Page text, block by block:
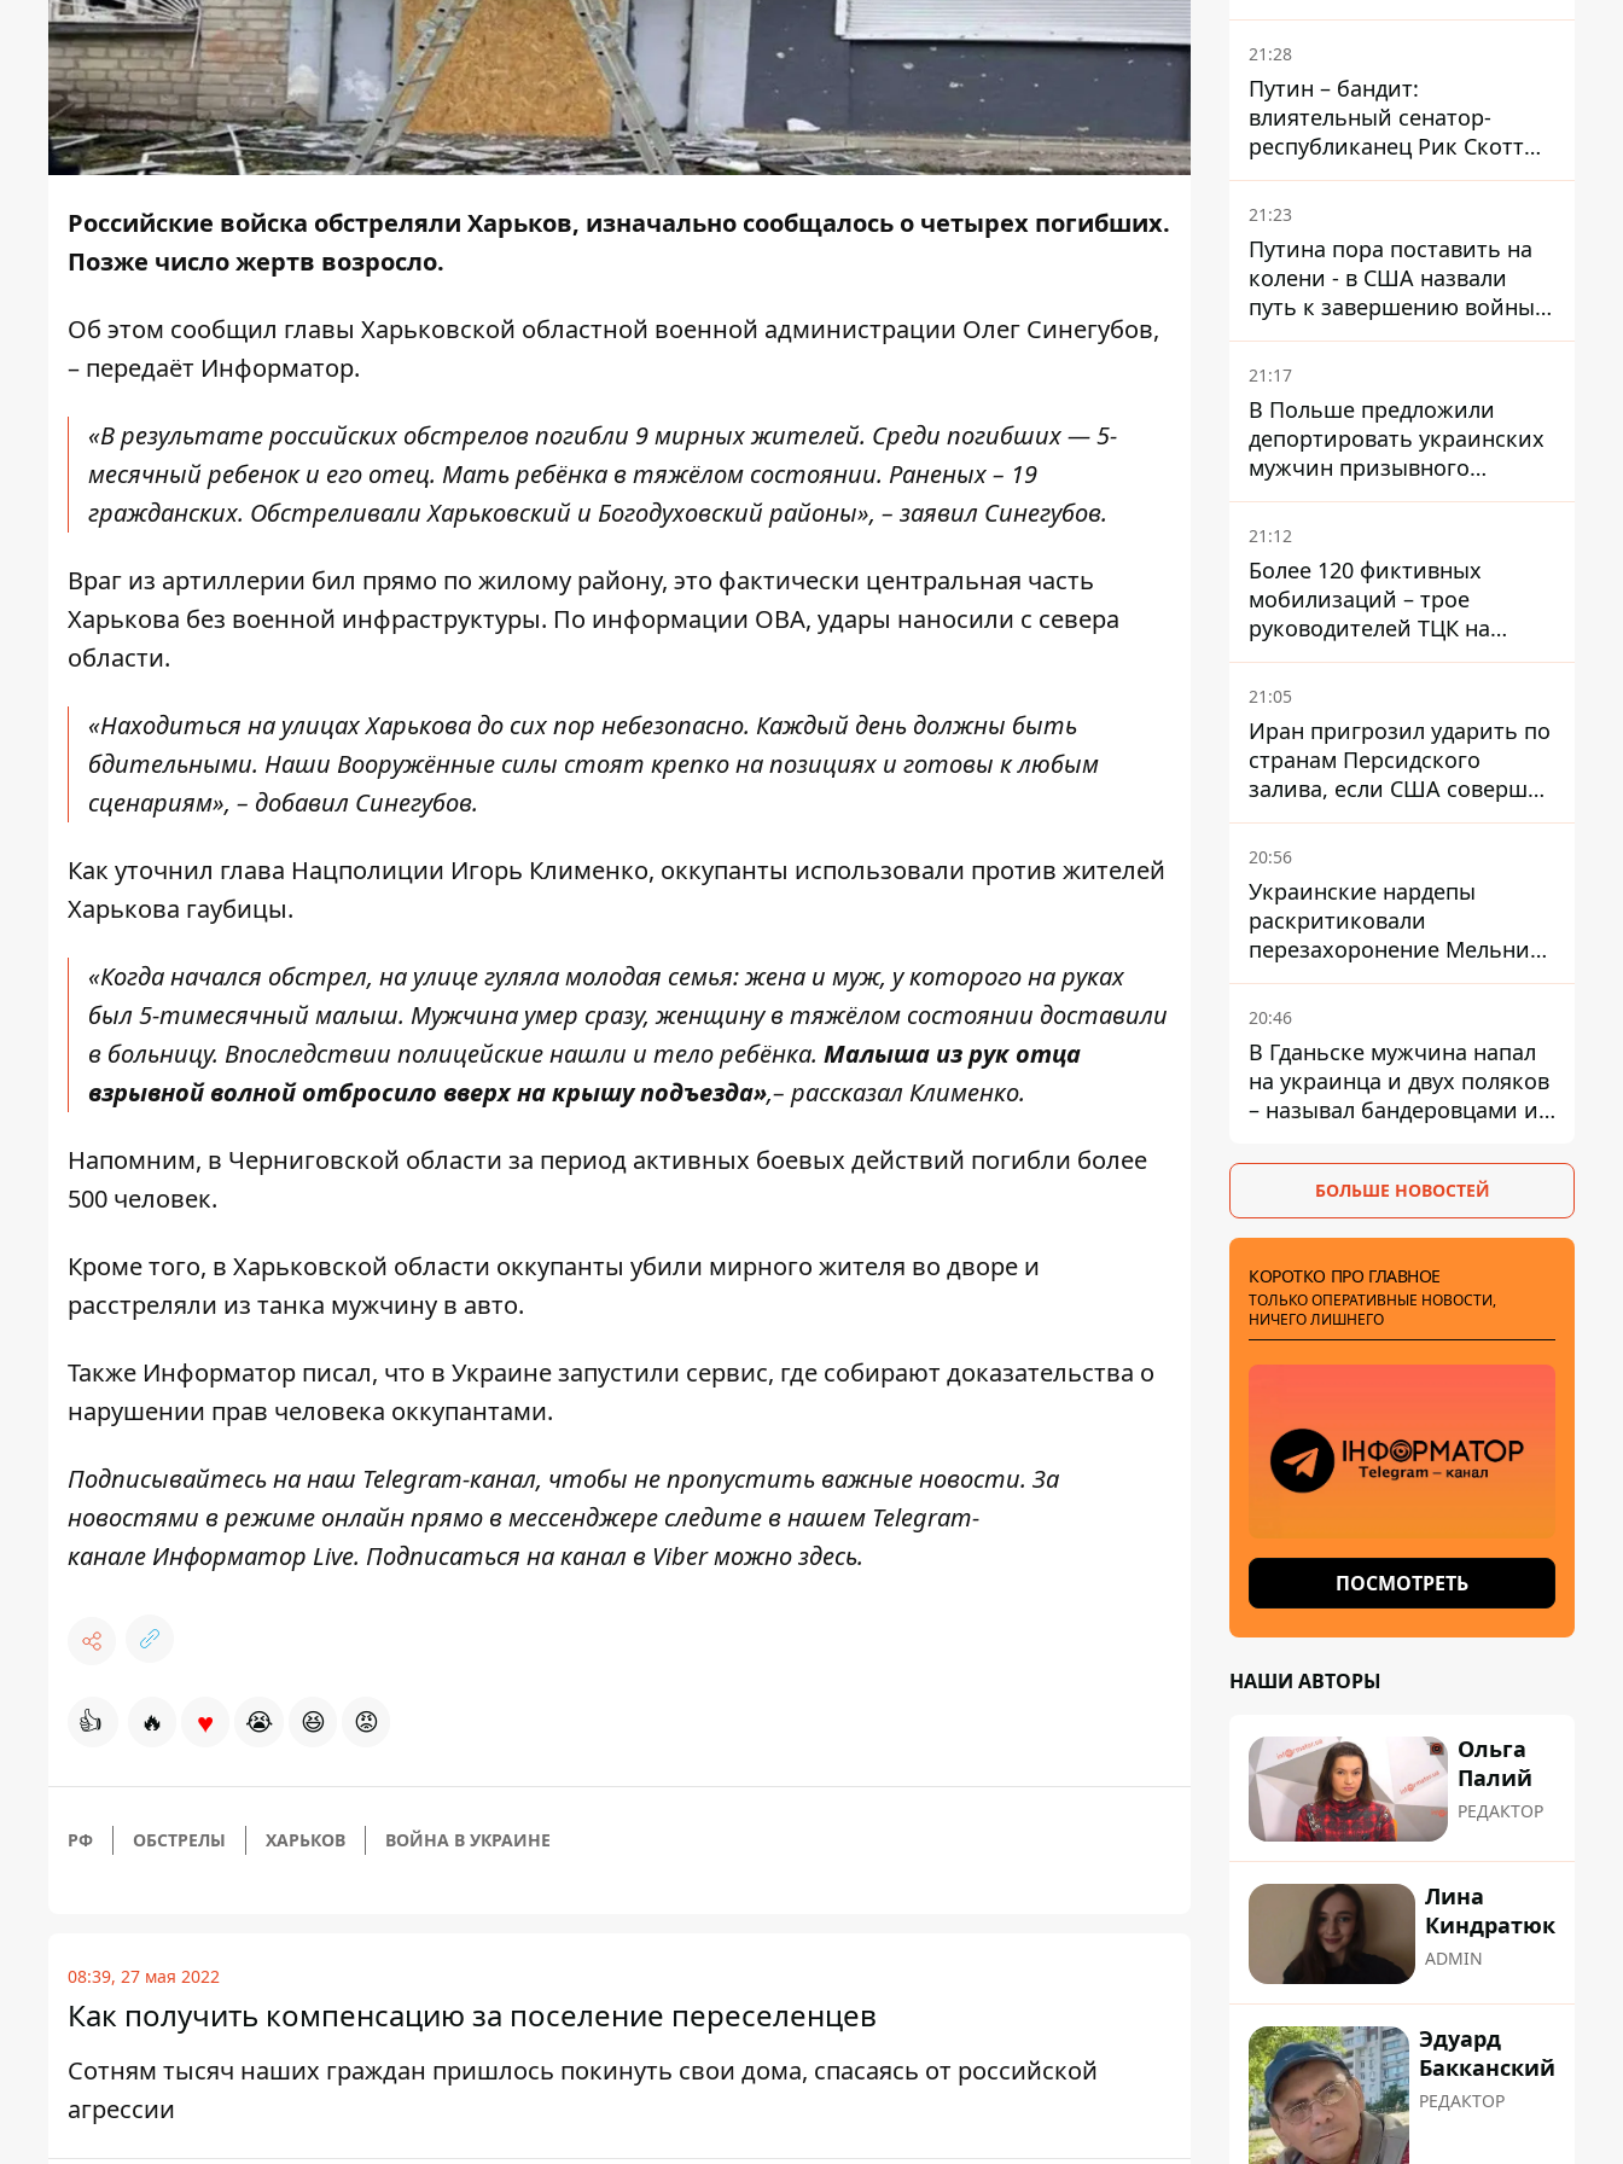
Российские войска обстреляли Харьков, изначально сообщалось о четырех погибших.
Позже число жертв возросло.
Об этом сообщил главы Харьковской областной военной администрации Олег Синегубов,
– передаёт Информатор.
«В результате российских обстрелов погибли 9 мирных жителей. Среди погибших — 5-
месячный ребенок и его отец. Мать ребёнка в тяжёлом состоянии. Раненых – 19
гражданских. Обстреливали Харьковский и Богодуховский районы», – заявил Синегубов.
Враг из артиллерии бил прямо по жилому району, это фактически центральная часть
Харькова без военной инфраструктуры. По информации ОВА, удары наносили с севера
области.
«Находиться на улицах Харькова до сих пор небезопасно. Каждый день должны быть
бдительными. Наши Вооружённые силы стоят крепко на позициях и готовы к любым
сценариям», – добавил Синегубов.
Как уточнил глава Нацполиции Игорь Клименко, оккупанты использовали против жителей
Харькова гаубицы.
«Когда начался обстрел, на улице гуляла молодая семья: жена и муж, у которого на руках
был 5-тимесячный малыш. Мужчина умер сразу, женщину в тяжёлом состоянии доставили
в больницу. Впоследствии полицейские нашли и тело ребёнка. Малыша из рук отца
взрывной волной отбросило вверх на крышу подъезда»,– рассказал Клименко.
Напомним, в Черниговской области за период активных боевых действий погибли более
500 человек.
Кроме того, в Харьковской области оккупанты убили мирного жителя во дворе и
расстреляли из танка мужчину в авто.
Также Информатор писал, что в Украинезапустили сервис, где собирают доказательства о
нарушении прав человека оккупантами.
Подписывайтесь на наш Telegram-канал, чтобы не пропустить важные новости. За
новостями в режиме онлайн прямо в мессенджере следите в нашем Telegram-
канале Информатор Live. Подписаться на канал в Viber можноздесь.
👍 🔥 ♥ 😭 😆 😡
РФ ОБСТРЕЛЫ ХАРЬКОВ ВОЙНА В УКРАИНЕ
08:39, 27 мая 2022
Как получить компенсацию за поселение переселенцев
Сотням тысяч наших граждан пришлось покинуть свои дома, спасаясь от российской
агрессии
ударами оказались пять
районов области
21:28
Путин – бандит:
влиятельный сенатор-
республиканец Рик Скотт
призвал Конгресс привлечь
РФ к ответственности за
21:23
Путина пора поставить на
колени - в США назвали
путь к завершению войны -
National Security Journal
21:17
В Польше предложили
депортировать украинских
мужчин призывного
возраста - кого это может
затронуть
21:12
Более 120 фиктивных
мобилизаций – трое
руководителей ТЦК на
Волыни и Буковине
получили подозрения за
21:05
Иран пригрозил ударить по
странам Персидского
залива, если США совершат
хотя бы одну атаку - Reuters
20:56
Украинские нардепы
раскритиковали
перезахоронение Мельника
из-за риска
дипломатической изоляции
20:46
В Гданьске мужчина напал
на украинца и двух поляков
– называл бандеровцами и
БОЛЬШЕ НОВОСТЕЙ
КОРОТКО ПРО ГЛАВНОЕ
ТОЛЬКО ОПЕРАТИВНЫЕ НОВОСТИ,
НИЧЕГО ЛИШНЕГО
ПОСМОТРЕТЬ
НАШИ АВТОРЫ
Ольга
Палий
РЕДАКТОР
Лина
Киндратюк
ADMIN
Эдуард
Бакканский
РЕДАКТОР